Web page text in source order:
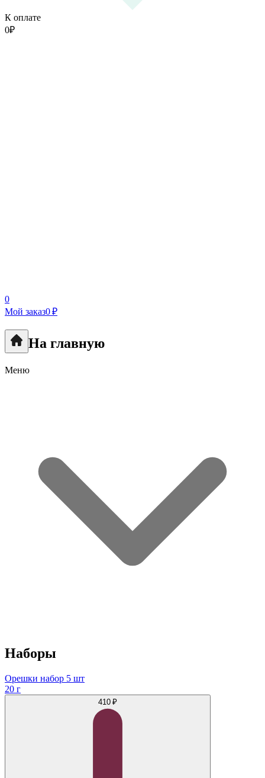
К оплате
0₽
0
Мой заказ0 ₽
На главную
Меню
Наборы
Орешки набор 5 шт
20 г
410 ₽